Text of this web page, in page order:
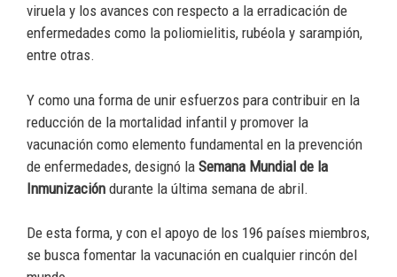
viruela y los avances con respecto a la erradicación de
enfermedades como la poliomielitis, rubéola y sarampión,
entre otras.
Y como una forma de unir esfuerzos para contribuir en la
reducción de la mortalidad infantil y promover la
vacunación como elemento fundamental en la prevención
de enfermedades, designó la Semana Mundial de la
Inmunización durante la última semana de abril.
De esta forma, y con el apoyo de los 196 países miembros,
se busca fomentar la vacunación en cualquier rincón del